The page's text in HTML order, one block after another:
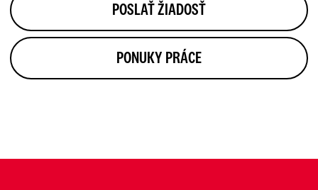
POSLAŤ ŽIADOSŤ
PONUKY PRÁCE